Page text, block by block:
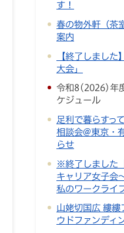
す！
春の物外軒（茶
案内
【終了しました
大会」
令和8(2026)年
ケジュール
足利で暮らすっ
相談会@東京・
らせ
※終了しました
キャリア女子会
私のワークライ
山姥切国広 縷
ウドファンディ